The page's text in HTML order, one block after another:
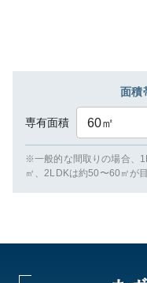
面積
専有面積 60㎡
※一般的な間取りの場合、
㎡、2LDKは約50〜60㎡が目